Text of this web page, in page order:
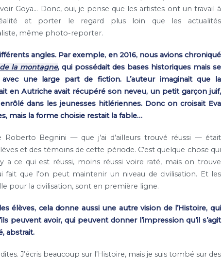
Goya… Donc, oui, je pense que les artistes ont un travail à
et porter le regard plus loin que les actualités
même photo-reporter.
angles. Par exemple, en 2016, nous avions chroniqué
la montagne, qui possédait des bases historiques mais se
une large part de fiction. L’auteur imaginait que la
en Autriche avait récupéré son neveu, un petit garçon juif,
dans les jeunesses hitlériennes. Donc on croisait Eva
mais la forme choisie restait la fable…
Begnini — que j’ai d’ailleurs trouvé réussi — était
et des témoins de cette période. C’est quelque chose qui
ce qui est réussi, moins réussi voire raté, mais on trouve
fait que l’on peut maintenir un niveau de civilisation. Et les
pour la civilisation, sont en première ligne.
élèves, cela donne aussi une autre vision de l’Histoire, qui
peuvent avoir, qui peuvent donner l’impression qu’il s’agit
abstrait.
J’écris beaucoup sur l’Histoire, mais je suis tombé sur des